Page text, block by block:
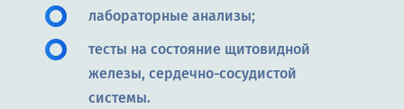
лабораторные анализы;
тесты на состояние щитовидной
железы, сердечно-сосудистой
системы.